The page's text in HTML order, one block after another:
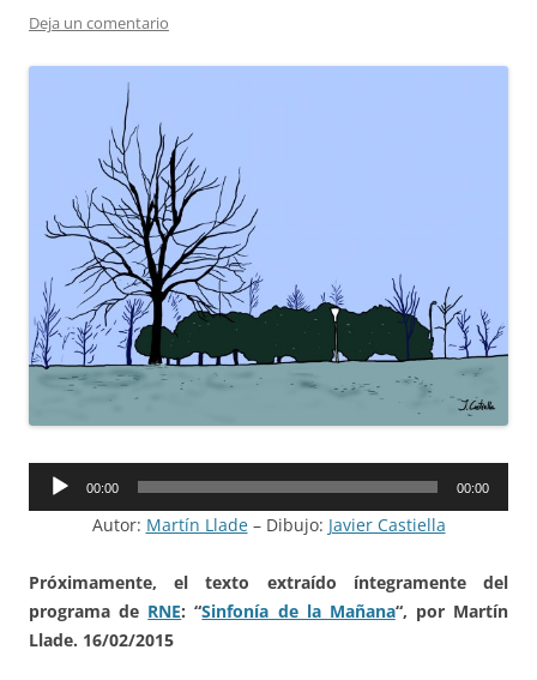
Deja un comentario
Reproductor
00:00 00:00
Autor: Martín Llade– Dibujo: Javier Castiella
Próximamente, el texto extraído íntegramente del
programa de RNE: “Sinfonía de la Mañana“, por Martín
Llade. 16/02/2015